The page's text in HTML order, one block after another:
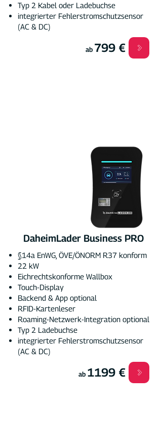
Typ 2 Kabel oder Ladebuchse
integrierter Fehlerstromschutzsensor
(AC & DC)
ab 799 €
DaheimLader Business PRO
§14a EnWG, ÖVE/ÖNORM R37 konform
22 kW
Eichrechtskonforme Wallbox
Touch-Display
Backend & App optional
RFID-Kartenleser
Roaming-Netzwerk-Integration optional
Typ 2 Ladebuchse
integrierter Fehlerstromschutzsensor
(AC & DC)
ab 1199 €